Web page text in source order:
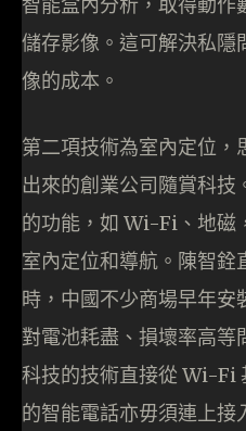
智能盒內分析，取得動作
儲存影像。這可解決私隱
像的成本。
第二項技術為室內定位，
出來的創業公司隨賞科
的功能，如 Wi-Fi、地磁
室內定位和導航。陳智
時，中國不少商場早年安
對電池耗盡、損壞率高等
科技的技術直接從 Wi-Fi
的智能電話亦毋須連上